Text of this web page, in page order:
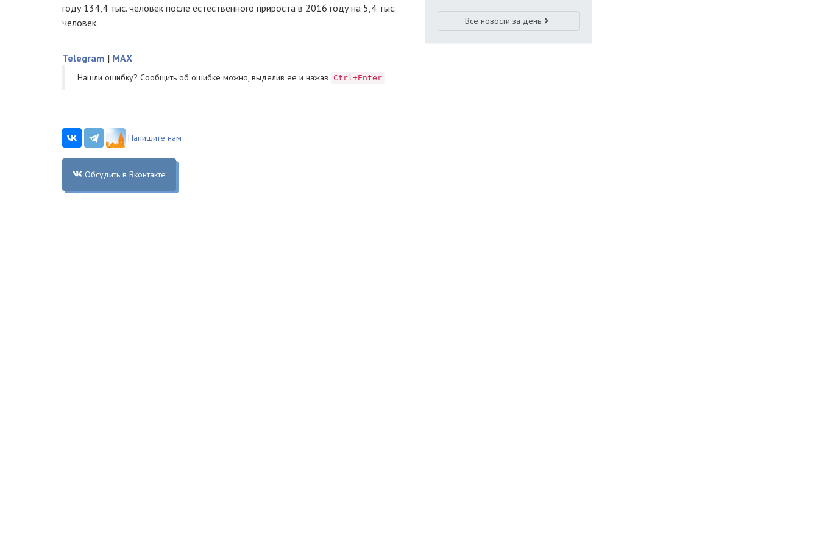
году 134,4 тыс. человек после естественного прироста в 2016 году на 5,4 тыс.
человек.
Telegram | MAX
Нашли ошибку? Cообщить об ошибке можно, выделив ее и нажав Ctrl+Enter
Напишите нам
Обсудить в Вконтакте
Все новости за день